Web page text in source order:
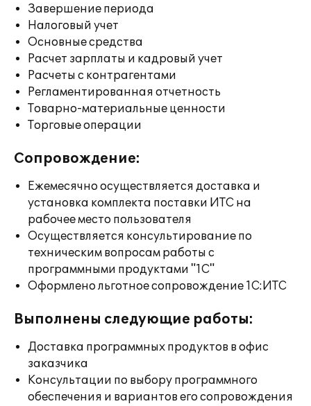
Завершение периода
Налоговый учет
Основные средства
Расчет зарплаты и кадровый учет
Расчеты с контрагентами
Регламентированная отчетность
Товарно-материальные ценности
Торговые операции
Сопровождение:
Ежемесячно осуществляется доставка и
установка комплекта поставки ИТС на
рабочее место пользователя
Осуществляется консультирование по
техническим вопросам работы с
программными продуктами "1С"
Оформлено льготное сопровождение 1С:ИТС
Выполнены следующие работы:
Доставка программных продуктов в офис
заказчика
Консультации по выбору программного
обеспечения и вариантов его сопровождения